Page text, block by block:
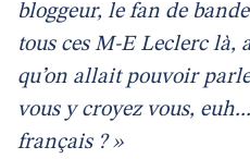
bloggeur, le fan de
tous ces M-E Leclerc là,
qu’on allait pouvoir
vous y croyez vous,
français ? »